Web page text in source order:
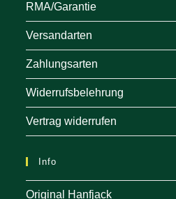
RMA/Garantie
Versandarten
Zahlungsarten
Widerrufsbelehrung
Vertrag widerrufen
Info
Original Hanfjack